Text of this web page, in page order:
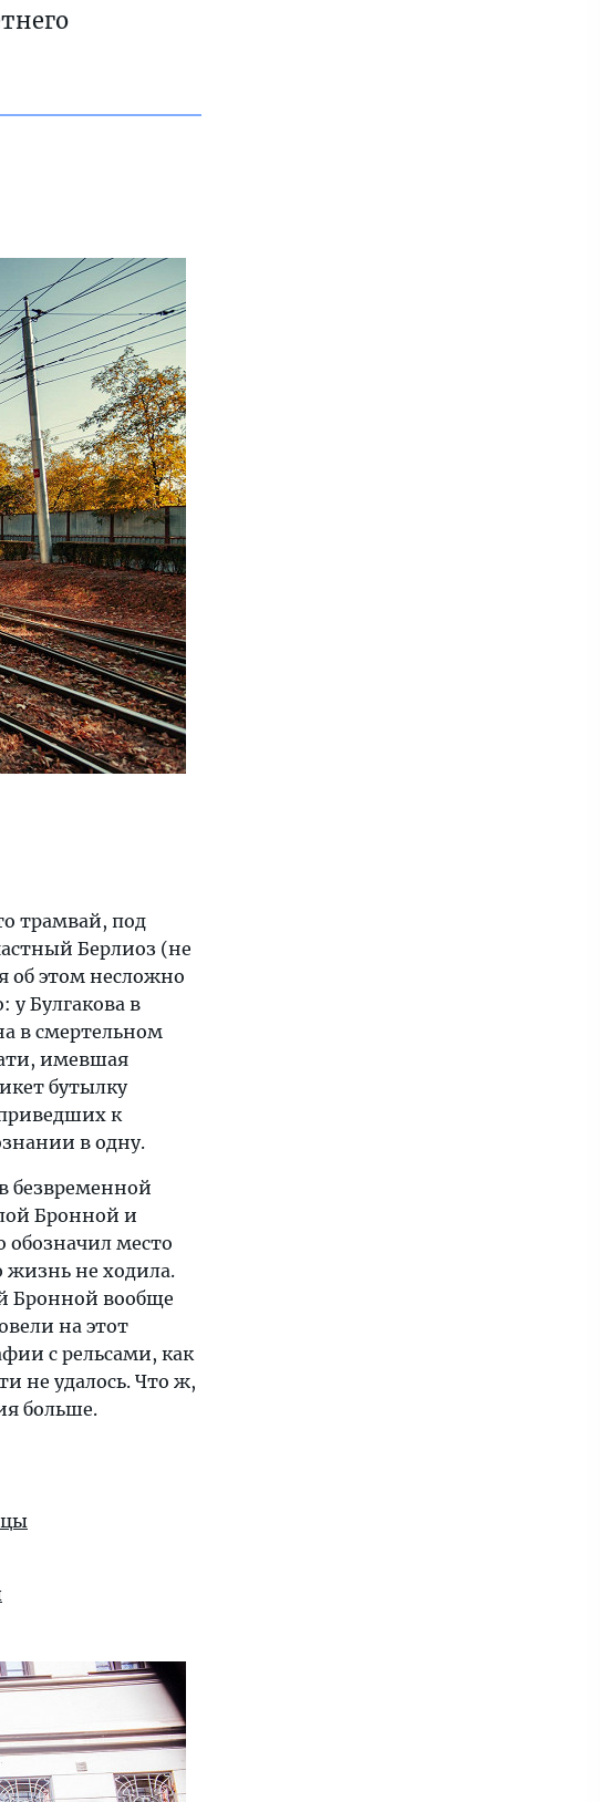
трамвай, под
Берлиоз (не
об этом несложно
у Булгакова в
в смертельном
имевшая
бутылку
к
в одну.
безвременной
Бронной и
обозначил место
жизнь не ходила.
Бронной вообще
на этот
с рельсами, как
не удалось. Что ж,
больше.